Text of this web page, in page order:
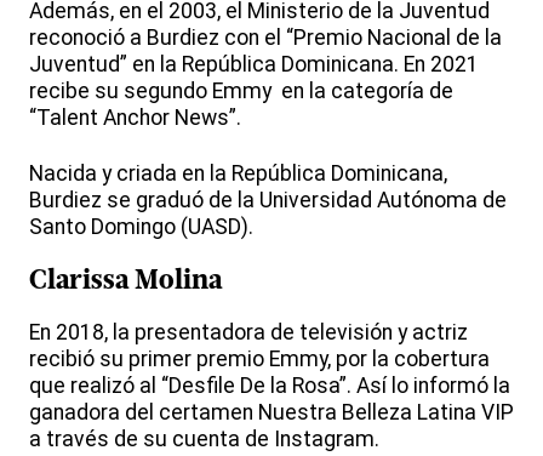
Además, en el 2003, el Ministerio de la Juventud
reconoció a Burdiez con el “Premio Nacional de la
Juventud” en la República Dominicana. En 2021
recibe su segundo Emmy en la categoría de
“Talent Anchor News”.
Nacida y criada en la República Dominicana,
Burdiez se graduó de la Universidad Autónoma de
Santo Domingo (UASD).
Clarissa Molina
En 2018, la presentadora de televisión y actriz
recibió su primer premio Emmy, por la cobertura
que realizó al “Desfile De la Rosa”. Así lo informó la
ganadora del certamen Nuestra Belleza Latina VIP
a través de su cuenta de Instagram.